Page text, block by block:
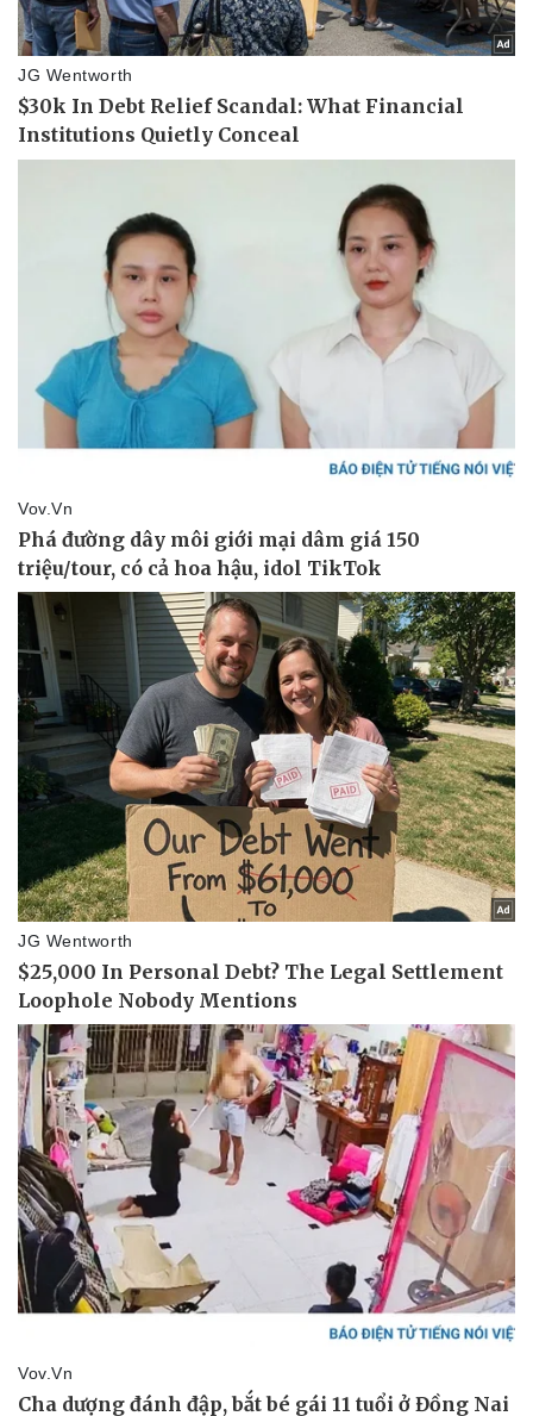
eSports
Hậu trường
Doanh nghiệp
Thông tin doanh nghiệp
Doanh nghiệp 24h
Doanh nhân
Vì cộng đồng
Công nghệ
Sành điệu
Tin Công nghệ
Trải nghiệm
Chuyển đổi số
Dinh dưỡng - món ngon
Cây thuốc
Đời sống
Blog